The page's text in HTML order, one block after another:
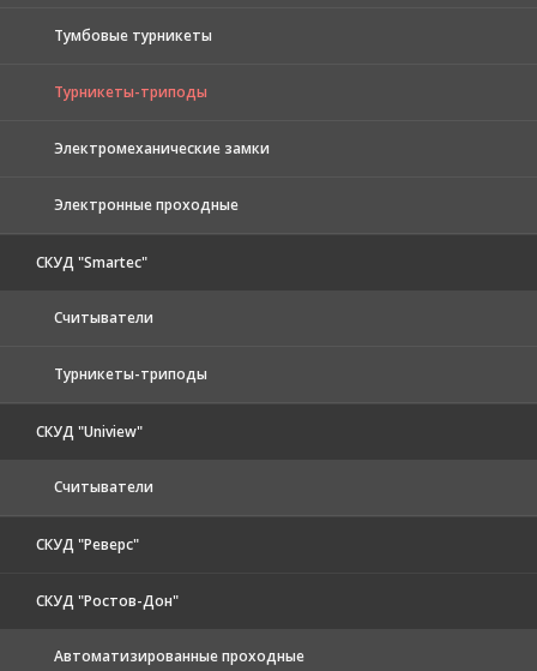
Тумбовые турникеты
Турникеты-триподы
Электромеханические замки
Электронные проходные
СКУД "Smartec"
Считыватели
Турникеты-триподы
СКУД "Uniview"
Считыватели
СКУД "Реверс"
СКУД "Ростов-Дон"
Автоматизированные проходные